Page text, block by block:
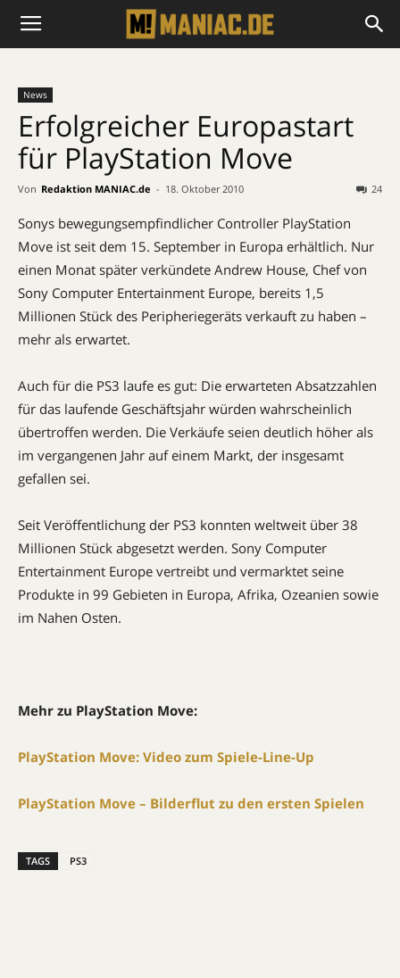
News
Erfolgreicher Europastart
für PlayStation Move
Von Redaktion MANIAC.de - 18. Oktober 2010 24
Sonys bewegungsempfindlicher Controller PlayStation
Move ist seit dem 15. September in Europa erhältlich. Nur
einen Monat später verkündete Andrew House, Chef von
Sony Computer Entertainment Europe, bereits 1,5
Millionen Stück des Peripheriegeräts verkauft zu haben –
mehr als erwartet.
Auch für die PS3 laufe es gut: Die erwarteten Absatzzahlen
für das laufende Geschäftsjahr würden wahrscheinlich
übertroffen werden. Die Verkäufe seien deutlich höher als
im vergangenen Jahr auf einem Markt, der insgesamt
gefallen sei.
Seit Veröffentlichung der PS3 konnten weltweit über 38
Millionen Stück abgesetzt werden. Sony Computer
Entertainment Europe vertreibt und vermarktet seine
Produkte in 99 Gebieten in Europa, Afrika, Ozeanien sowie
im Nahen Osten.
Mehr zu PlayStation Move:
PlayStation Move: Video zum Spiele-Line-Up
PlayStation Move – Bilderflut zu den ersten Spielen
TAGS PS3